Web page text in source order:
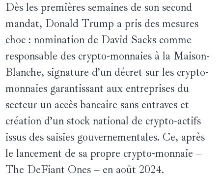
Dès les premières semaines de son second
mandat, Donald Trump a pris des mesures
choc : nomination de David Sacks comme
responsable des crypto-monnaies à la Maison-
Blanche, signature d’un décret sur les crypto-
monnaies garantissant aux entreprises du
secteur un accès bancaire sans entraves et
création d’un stock national de crypto-actifs
issus des saisies gouvernementales. Ce, après
le lancement de sa propre crypto-monnaie –
The DeFiant Ones – en août 2024.